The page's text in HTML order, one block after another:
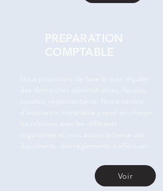
PREPARATION
COMPTABLE
Nous proposons de faire le suivi régulier
des démarches administratives, fiscales,
sociales, réglementaires. Notre service
d’assistance comptable prend en charge
les relations avec les différents
organismes et vous assure la tenue des
documents, des règlements à effectuer..
Voir